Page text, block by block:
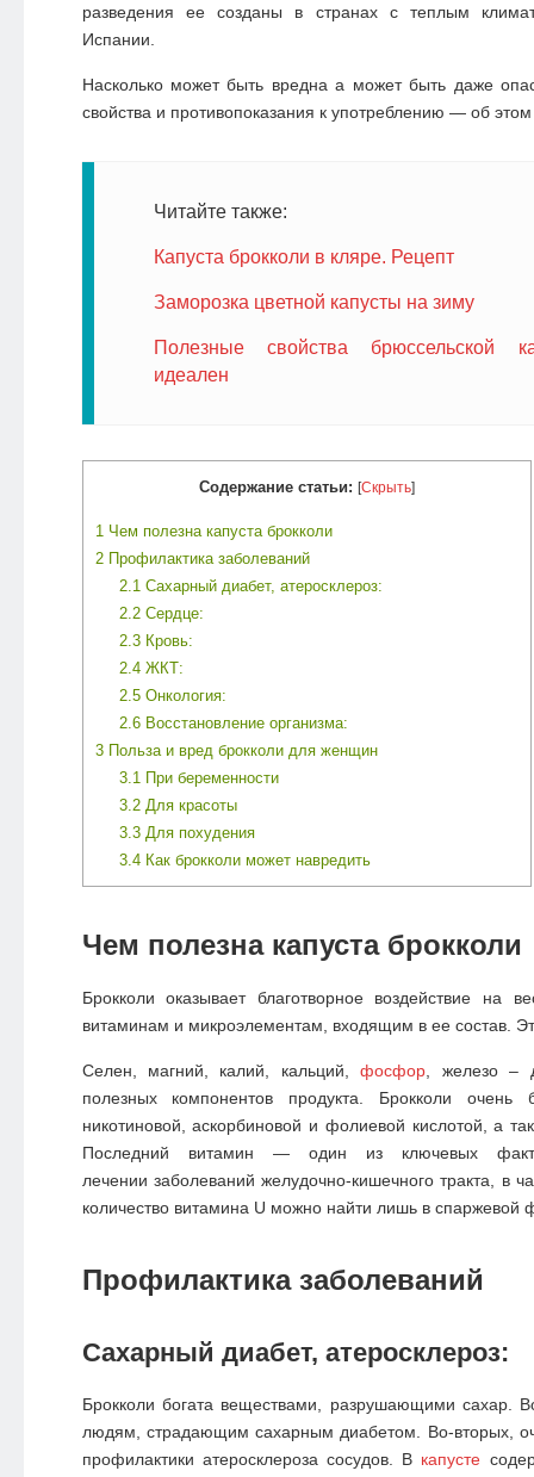
разведения ее созданы в странах с теплым
Испании.
Насколько может быть вредна а может быть даже
свойства и противопоказания к употреблению — об
Читайте также:
Капуста брокколи в кляре. Рецепт
Заморозка цветной капусты на зиму
Полезные свойства брюссельской
идеален
Содержание статьи: [Скрыть]
1Чем полезна капуста брокколи
2Профилактика заболеваний
2.1Сахарный диабет, атеросклероз:
2.2Сердце:
2.3Кровь:
2.4ЖКТ:
2.5Онкология:
2.6Восстановление организма:
3Польза и вред брокколи для женщин
3.1При беременности
3.2Для красоты
3.3Для похудения
3.4Как брокколи может навредить
Чем полезна капуста брокколи
Брокколи оказывает благотворное воздействие на
витаминам и микроэлементам, входящим в ее состав.
Селен, магний, калий, кальций,фосфор , железо –
полезных компонентов продукта. Брокколи очень
никотиновой, аскорбиновой и фолиевой кислотой, а
Последний витамин — один из ключевых
лечении заболеваний желудочно-кишечного тракта, в
количество витамина U можно найти лишь в спаржевой
Профилактика заболеваний
Сахарный диабет, атеросклероз:
Брокколи богата веществами, разрушающими сахар.
людям, страдающим сахарным диабетом. Во-вторых,
профилактики атеросклероза сосудов. В капусте